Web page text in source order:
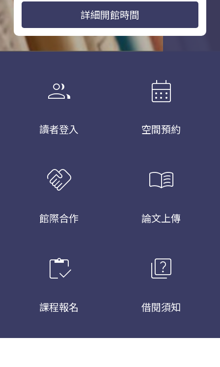
詳細開館時間
group
讀者登入
calendar_month
空間預約
handshake
館際合作
menu_book
論文上傳
inventory
課程報名
quiz
借閱須知